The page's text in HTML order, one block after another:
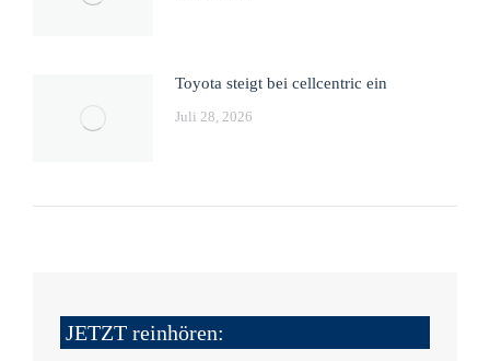
Toyota steigt bei cellcentric ein
Juli 28, 2026
JETZT reinhören: